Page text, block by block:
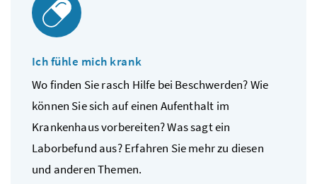
Ich fühle mich krank
Wo finden Sie rasch Hilfe bei Beschwerden? Wie
können Sie sich auf einen Aufenthalt im
Krankenhaus vorbereiten? Was sagt ein
Laborbefund aus? Erfahren Sie mehr zu diesen
und anderen Themen.